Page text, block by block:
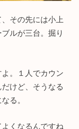
その先には小上
ルが三台。掘り
。１人でカウン
けど、そうなる
る。
くなるんですね